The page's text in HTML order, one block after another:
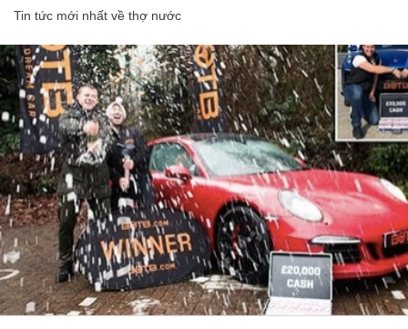
Tin tức mới nhất về thợ nước